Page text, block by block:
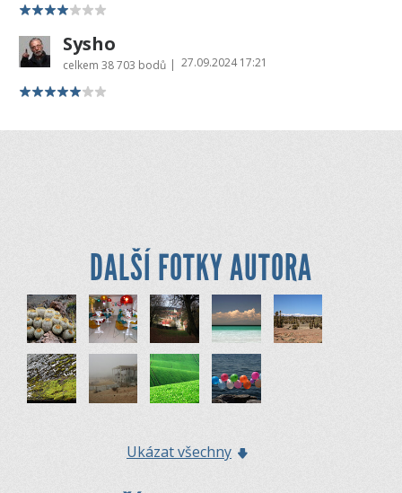
Sysho
celkem 38 703 bodů | 27.09.2024 17:21
DALŠÍ FOTKY AUTORA
Ukázat všechny